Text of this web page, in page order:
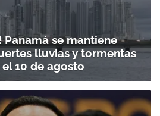
Panamá se mantiene
lluvias y tormentas
10 de agosto